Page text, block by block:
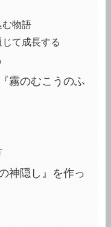
む物語
て成長する
霧のむこうのふ
神隠し』を作っ